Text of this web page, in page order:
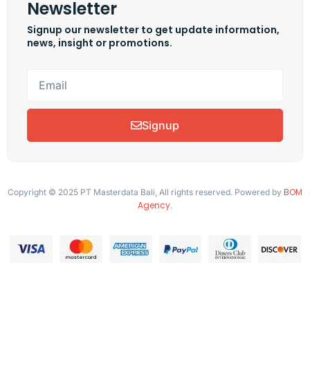
Newsletter
Signup our newsletter to get update information,
news, insight or promotions.
Signup
Copyright © 2025 PT Masterdata Bali, All rights reserved. Powered by BOM
Agency.